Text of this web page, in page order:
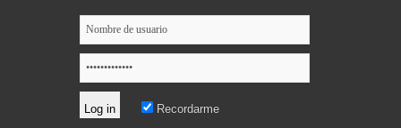
Recordarme